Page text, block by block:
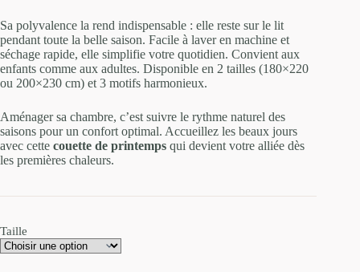
Sa polyvalence la rend indispensable : elle reste sur le lit
pendant toute la belle saison. Facile à laver en machine et
séchage rapide, elle simplifie votre quotidien. Convient aux
enfants comme aux adultes. Disponible en 2 tailles (180×220
ou 200×230 cm) et 3 motifs harmonieux.
Aménager sa chambre, c’est suivre le rythme naturel des
saisons pour un confort optimal. Accueillez les beaux jours
avec cette couette de printemps qui devient votre alliée dès
les premières chaleurs.
Taille